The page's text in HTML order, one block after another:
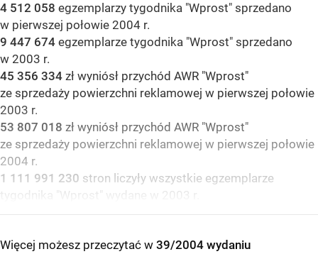
4 512 058 egzemplarzy tygodnika "Wprost" sprzedano
w pierwszej połowie 2004 r.
9 447 674 egzemplarze tygodnika "Wprost" sprzedano
w 2003 r.
45 356 334 zł wyniósł przychód AWR "Wprost"
ze sprzedaży powierzchni reklamowej w pierwszej połowie
2003 r.
53 807 018 zł wyniósł przychód AWR "Wprost"
ze sprzedaży powierzchni reklamowej w pierwszej połowie
2004 r.
1 111 991 230 stron liczyły wszystkie egzemplarze
tygodnika "Wprost" wydane w 2003 r.
Więcej możesz przeczytać w 39/2004 wydaniu